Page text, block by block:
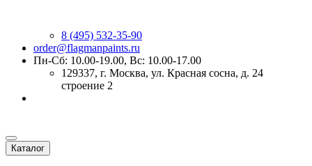
8 (495) 532-35-90
order@flagmanpaints.ru
Пн-Сб: 10.00-19.00, Вс: 10.00-17.00
129337, г. Москва, ул. Красная сосна, д. 24
строение 2
Каталог